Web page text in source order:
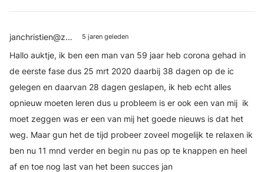
janchristien@z… 5 jaren geleden
Hallo auktje, ik ben een man van 59 jaar heb corona gehad in
de eerste fase dus 25 mrt 2020 daarbij 38 dagen op de ic
gelegen en daarvan 28 dagen geslapen, ik heb echt alles
opnieuw moeten leren dus u probleem is er ook een van mij ik
moet zeggen was er een van mij het goede nieuws is dat het
weg. Maar gun het de tijd probeer zoveel mogelijk te relaxen ik
ben nu 11 mnd verder en begin nu pas op te knappen en heel
af en toe nog last van het been succes jan